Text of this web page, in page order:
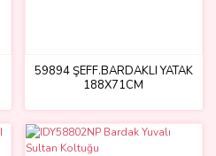
59894 ŞEFF.BARDAKLI YATAK
188X71CM